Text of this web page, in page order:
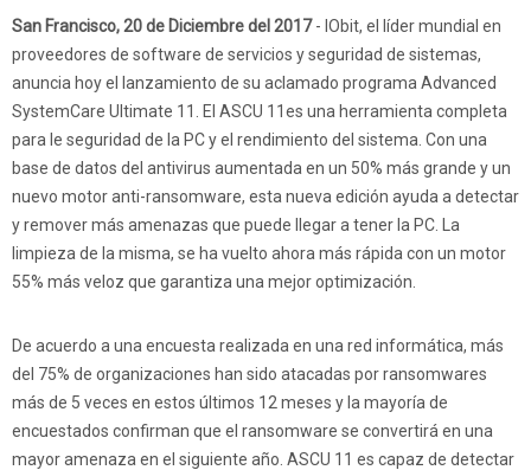
San Francisco, 20 de Diciembre del 2017- IObit, el líder mundial en
proveedores de software de servicios y seguridad de sistemas,
anuncia hoy el lanzamiento de su aclamado programa Advanced
SystemCare Ultimate 11. El ASCU 11es una herramienta completa
para le seguridad de la PC y el rendimiento del sistema. Con una
base de datos del antivirus aumentada en un 50% más grande y un
nuevo motor anti-ransomware, esta nueva edición ayuda a detectar
y remover más amenazas que puede llegar a tener la PC. La
limpieza de la misma, se ha vuelto ahora más rápida con un motor
55% más veloz que garantiza una mejor optimización.
De acuerdo a una encuesta realizada en una red informática, más
del 75% de organizaciones han sido atacadas por ransomwares
más de 5 veces en estos últimos 12 meses y la mayoría de
encuestados confirman que el ransomware se convertirá en una
mayor amenaza en el siguiente año. ASCU 11 es capaz de detectar